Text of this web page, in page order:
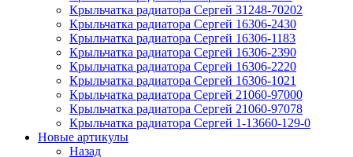
Крыльчатка радиатора Сергей 31248-70202
Крыльчатка радиатора Сергей 16306-2430
Крыльчатка радиатора Сергей 16306-1183
Крыльчатка радиатора Сергей 16306-2390
Крыльчатка радиатора Сергей 16306-2220
Крыльчатка радиатора Сергей 16306-1021
Крыльчатка радиатора Сергей 21060-97000
Крыльчатка радиатора Сергей 21060-97078
Крыльчатка радиатора Сергей 1-13660-129-0
Новые артикулы
Назад